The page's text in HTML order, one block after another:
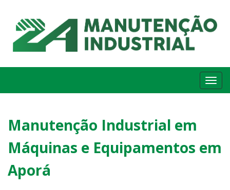
Manutenção Industrial em
Máquinas e Equipamentos em
Aporá